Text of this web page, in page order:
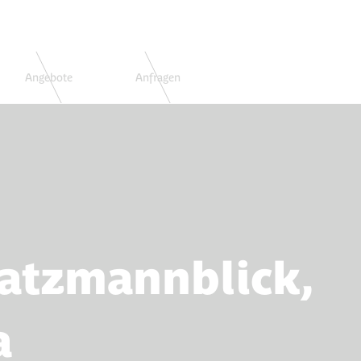
Angebote Anfragen